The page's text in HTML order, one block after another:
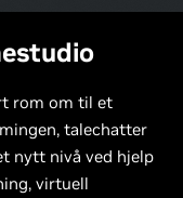
rom om til et
talechatter
nytt nivå ved hjelp
virtuell